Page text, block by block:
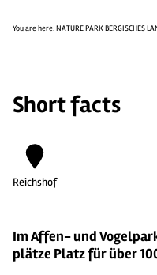
You are here:NATURE PARK BERGISCHES
Short facts
Reichshof
Im Affen- und
plätze Platz für über